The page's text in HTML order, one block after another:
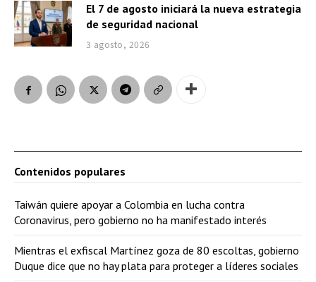
El 7 de agosto iniciará la nueva estrategia
de seguridad nacional
3 agosto, 2026
Contenidos populares
Taiwán quiere apoyar a Colombia en lucha contra
Coronavirus, pero gobierno no ha manifestado interés
Mientras el exfiscal Martínez goza de 80 escoltas, gobierno
Duque dice que no hay plata para proteger a líderes sociales